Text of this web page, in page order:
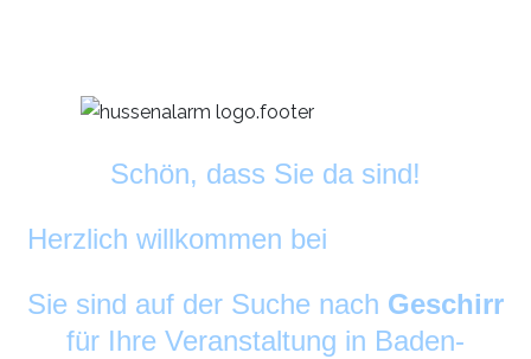
Schön, dass Sie da sind!
Herzlich willkommen bei
Sie sind auf der Suche nach Geschirr
für Ihre Veranstaltung in Baden-